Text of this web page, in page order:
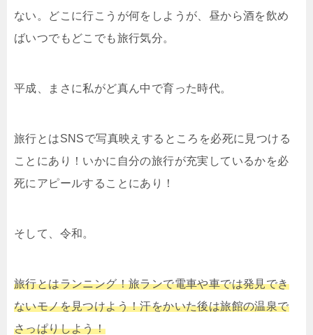
ない。どこに行こうが何をしようが、昼から酒を飲め
ばいつでもどこでも旅行気分。
平成、まさに私がど真ん中で育った時代。
旅行とはSNSで写真映えするところを必死に見つける
ことにあり！いかに自分の旅行が充実しているかを必
死にアピールすることにあり！
そして、令和。
旅行とはランニング！旅ランで電車や車では発見でき
ないモノを見つけよう！汗をかいた後は旅館の温泉で
さっぱりしよう！